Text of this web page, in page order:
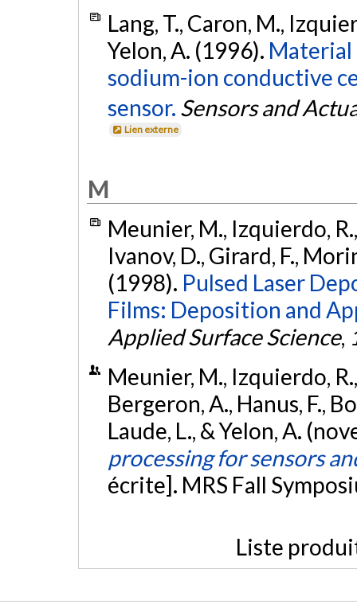
Lang, T., Caron, M.,
Yelon, A. (1996).
sodium-ion conductive
sensor. Sensors and
Lien externe
M
Meunier, M., Izquierdo,
Ivanov, D., Girard, F.,
(1998). Pulsed Laser
Films: Deposition and
Applied Surface Science,
Meunier, M., Izquierdo,
Bergeron, A., Hanus, F.,
Laude, L., & Yelon, A.
processing for sensors
écrite]. MRS Fall
Liste